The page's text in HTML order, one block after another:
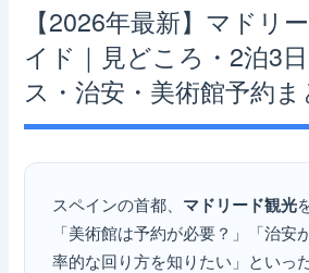
【2026年最新】マドリ
イド｜見どころ・2泊3
ス・治安・美術館予約ま
スペインの首都、 マドリード観光
「美術館は予約が必要？」「治
率的な回り方を知りたい」といっ